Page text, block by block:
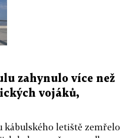
zahynulo více než
vojáků,
kábulského letiště zemřelo